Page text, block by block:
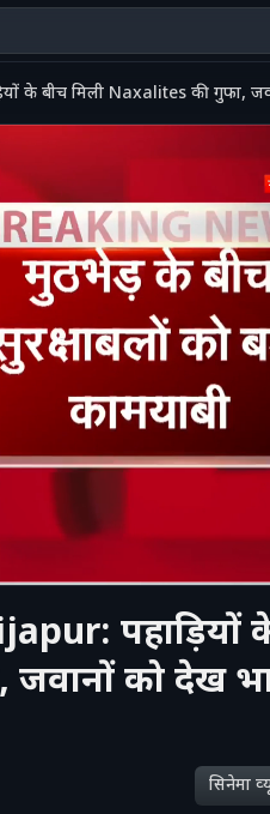
के बीच मिली Naxalites की गुफा,
पहाड़ियों
जवानों को देख
सिनेमा